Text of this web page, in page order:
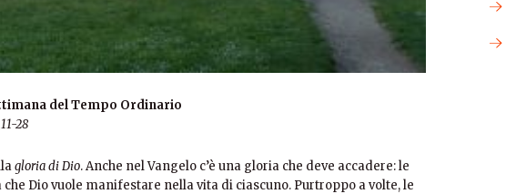
del Tempo Ordinario
28
gloria di Dio. Anche nel Vangelo c’è una gloria che deve accadere: le
Dio vuole manifestare nella vita di ciascuno. Purtroppo a volte, le